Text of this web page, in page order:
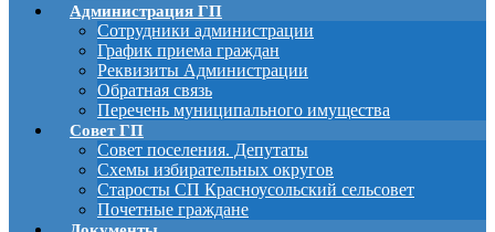
Администрация ГП
Сотрудники администрации
График приема граждан
Реквизиты Администрации
Обратная связь
Перечень муниципального имущества
Совет ГП
Совет поселения. Депутаты
Схемы избирательных округов
Старосты СП Красноусольский сельсовет
Почетные граждане